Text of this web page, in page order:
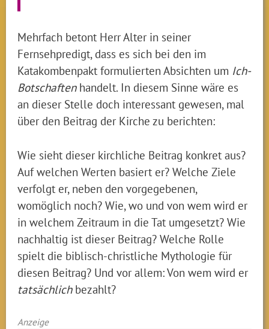
Mehrfach betont Herr Alter in seiner
Fernsehpredigt, dass es sich bei den im
Katakombenpakt formulierten Absichten um Ich-
Botschaftenhandelt. In diesem Sinne wäre es
an dieser Stelle doch interessant gewesen, mal
über den Beitrag der Kirche zu berichten:
Wie sieht dieser kirchliche Beitrag konkret aus?
Auf welchen Werten basiert er? Welche Ziele
verfolgt er, neben den vorgegebenen,
womöglich noch? Wie, wo und von wem wird er
in welchem Zeitraum in die Tat umgesetzt? Wie
nachhaltig ist dieser Beitrag? Welche Rolle
spielt die biblisch-christliche Mythologie für
diesen Beitrag? Und vor allem: Von wem wird er
tatsächlich bezahlt?
Anzeige